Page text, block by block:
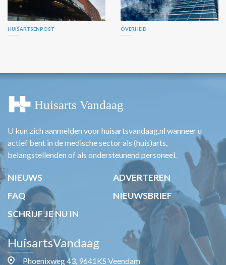
HUISARTSENPOST OVERHEID
U kun zich aanmelden voor huisartsvandaag.nl wanneer u
actief bent in de medische sector als (huis)arts,
belangstellenden of als ondersteunend personeel.
NIEUWS
ADVERTEREN
FAQ
NIEUWSBRIEF
SCHRIJF JE NU IN
HuisartsVandaag
Phoenixweg 43, 9641KS Veendam